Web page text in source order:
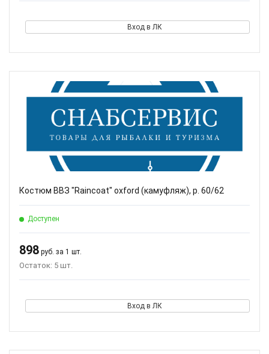
Вход в ЛК
Костюм ВВЗ "Raincoat" oxford (камуфляж), р. 60/62
Доступен
898 руб. за 1 шт.
Остаток: 5 шт.
Вход в ЛК